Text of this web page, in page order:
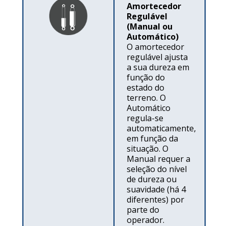
Amortecedor
Regulável
(Manual ou
Automático)
O amortecedor
regulável ajusta
a sua dureza em
função do
estado do
terreno. O
Automático
regula-se
automaticamente,
em função da
situação. O
Manual requer a
seleção do nível
de dureza ou
suavidade (há 4
diferentes) por
parte do
operador.